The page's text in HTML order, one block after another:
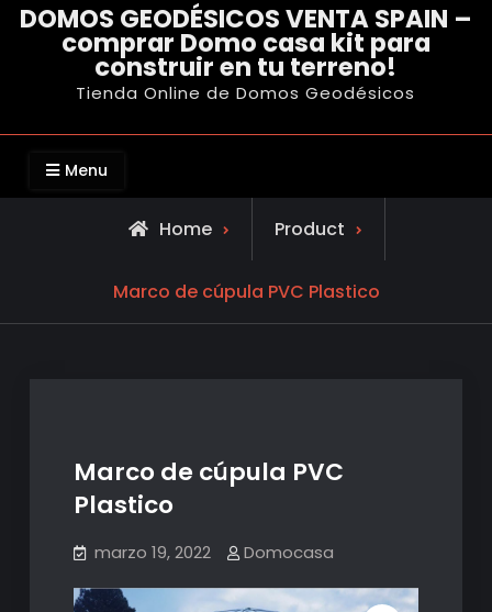
DOMOS GEODÉSICOS VENTA SPAIN –
comprar Domo casa kit para
construir en tu terreno!
Tienda Online de Domos Geodésicos
Menu
Home Product
Marco de cúpula PVC Plastico
Marco de cúpula PVC
Plastico
marzo 19, 2022 Domocasa